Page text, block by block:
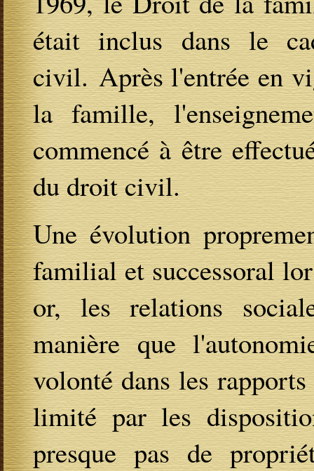
était inclus dans le
civil. Après l'entrée en
la famille,
commencé à être
du droit civil.
Une évolution
familial et successoral
or, les relations
manière que
volonté dans les
limité par les
presque pas de